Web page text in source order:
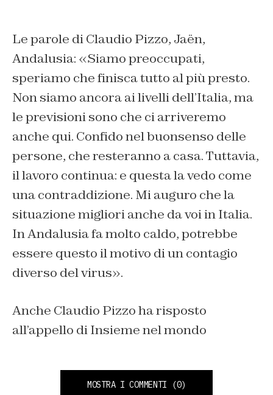
Le parole di Claudio Pizzo, Jaën,
Andalusia: «Siamo preoccupati,
speriamo che finisca tutto al più presto.
Non siamo ancora ai livelli dell’Italia, ma
le previsioni sono che ci arriveremo
anche qui. Confido nel buonsenso delle
persone, che resteranno a casa. Tuttavia,
il lavoro continua: e questa la vedo come
una contraddizione. Mi auguro che la
situazione migliori anche da voi in Italia.
In Andalusia fa molto caldo, potrebbe
essere questo il motivo di un contagio
diverso del virus».
Anche Claudio Pizzo ha risposto
all’appello di Insieme nel mondo
MOSTRA I COMMENTI (0)